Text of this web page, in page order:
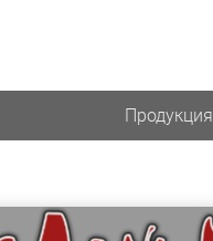
Продукция